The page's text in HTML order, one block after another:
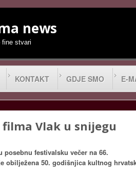
news
fine stvari
KONTAKT GDJE SMO E-
Vlak u snijegu
festivalsku večer na 66.
obilježena 50. godišnjica kultnog